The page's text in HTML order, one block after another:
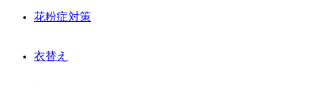
#花粉症対策
#衣替え